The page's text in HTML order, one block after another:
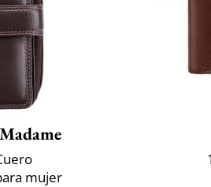
Madame
mujer